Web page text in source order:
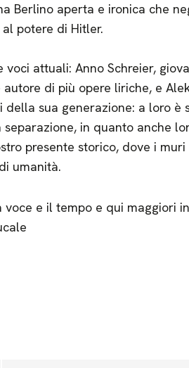
Berlino aperta e ironica che
potere di Hitler.
attuali: Anno Schreier,
di più opere liriche, e
sua generazione: a loro è
in quanto anche
presente storico, dove i
umanità.
e il tempo e qui maggiori